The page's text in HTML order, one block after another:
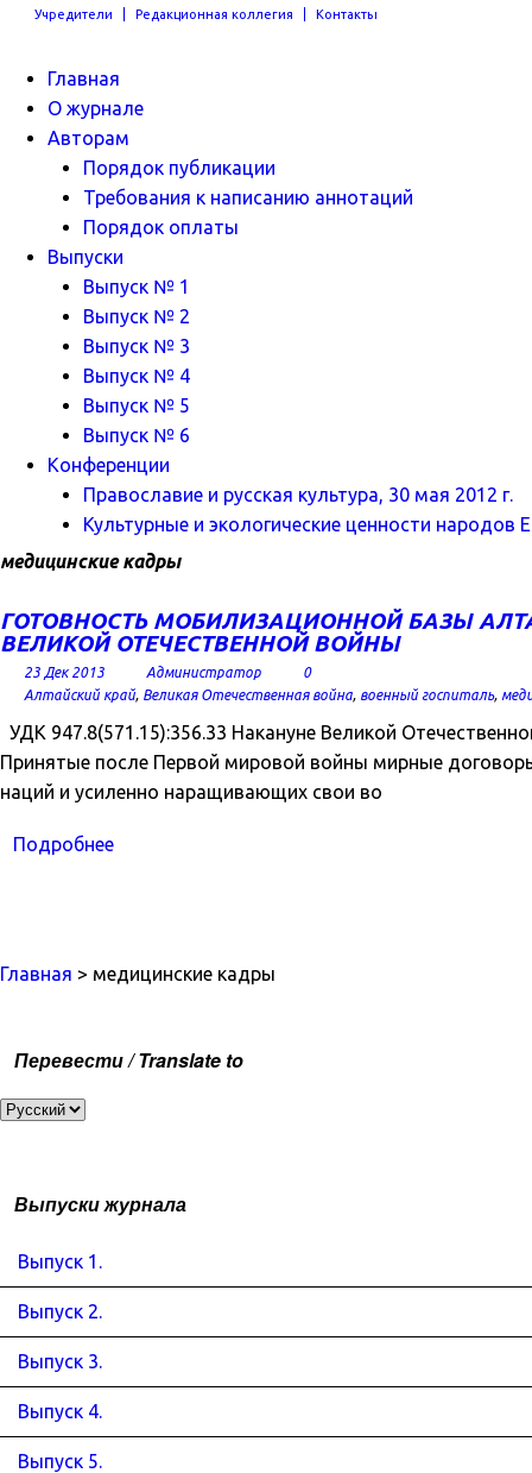
Учредители Редакционная коллегия Контакты
Главная
О журнале
Авторам
Порядок публикации
Требования к написанию аннотаций
Порядок оплаты
Выпуски
Выпуск № 1
Выпуск № 2
Выпуск № 3
Выпуск № 4
Выпуск № 5
Выпуск № 6
Конференции
Православие и русская культура, 30 мая 2012 г.
Культурные и экологические ценности народов
медицинские кадры
ГОТОВНОСТЬ МОБИЛИЗАЦИОННОЙ БАЗЫ
ВЕЛИКОЙ ОТЕЧЕСТВЕННОЙ ВОЙНЫ
23 Дек 2013 Администратор
0
Алтайский край, Великая Отечественная война, военный госпиталь,
УДК 947.8(571.15):356.33 Накануне Великой
Принятые после Первой мировой войны мирные
наций и усиленно наращивающих свои во
Подробнее
Главная > медицинские кадры
Перевести / Translate to
Выпуски журнала
Выпуск 1.
Выпуск 2.
Выпуск 3.
Выпуск 4.
Выпуск 5.